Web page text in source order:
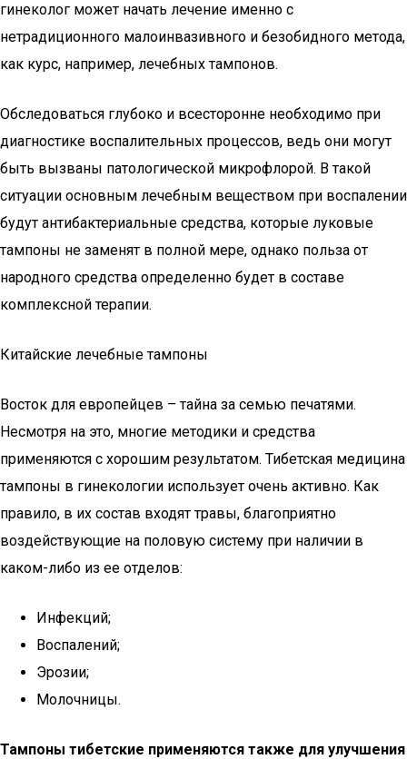
гинеколог может начать лечение именно с
нетрадиционного малоинвазивного и безобидного метода,
как курс, например, лечебных тампонов.
Обследоваться глубоко и всесторонне необходимо при
диагностике воспалительных процессов, ведь они могут
быть вызваны патологической микрофлорой. В такой
ситуации основным лечебным веществом при воспалении
будут антибактериальные средства, которые луковые
тампоны не заменят в полной мере, однако польза от
народного средства определенно будет в составе
комплексной терапии.
Китайские лечебные тампоны
Восток для европейцев – тайна за семью печатями.
Несмотря на это, многие методики и средства
применяются с хорошим результатом. Тибетская медицина
тампоны в гинекологии использует очень активно. Как
правило, в их состав входят травы, благоприятно
воздействующие на половую систему при наличии в
каком-либо из ее отделов:
Инфекций;
Воспалений;
Эрозии;
Молочницы.
Тампоны тибетские применяются также для улучшения